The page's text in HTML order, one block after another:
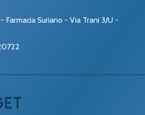
Farmacia Suriano - Via Trani 3/U -